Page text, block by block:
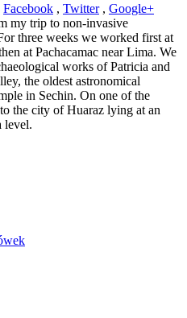
Facebook , Twitter, Google+
my trip to non-invasive
three weeks we worked first at
at Pachacamac near Lima. We
works of Patricia and
the oldest astronomical
in Sechin. On one of the
the city of Huaraz lying at an
level.